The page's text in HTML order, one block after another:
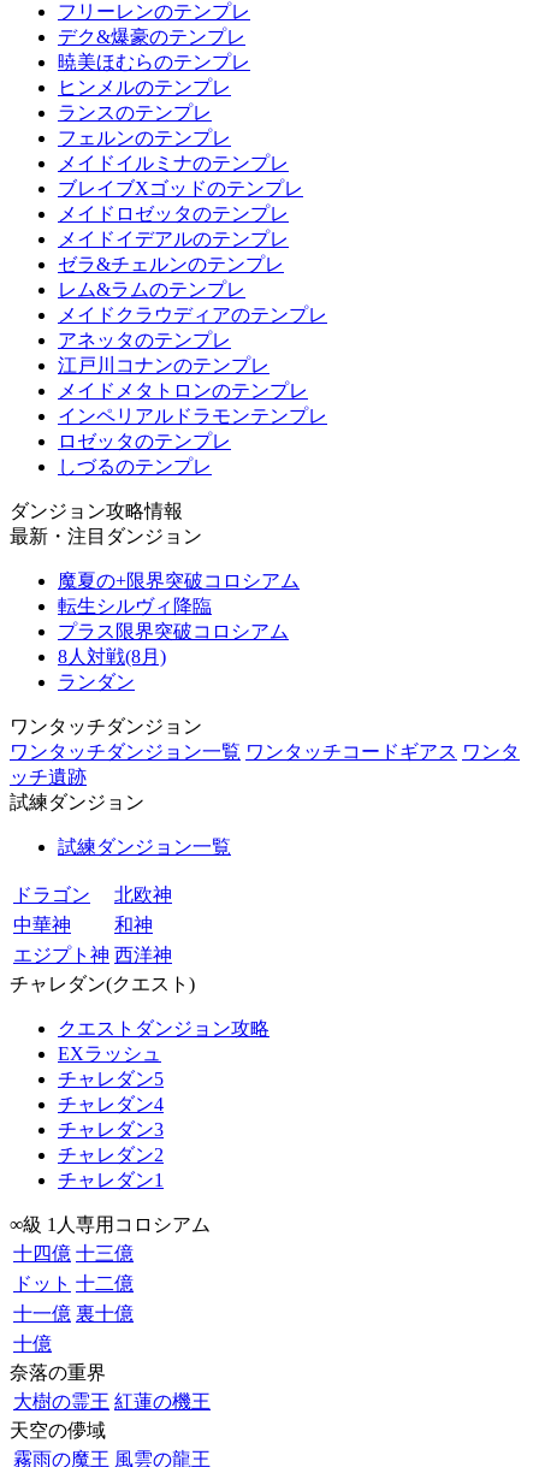
フリーレンのテンプレ
デク&爆豪のテンプレ
暁美ほむらのテンプレ
ヒンメルのテンプレ
ランスのテンプレ
フェルンのテンプレ
メイドイルミナのテンプレ
ブレイブXゴッドのテンプレ
メイドロゼッタのテンプレ
メイドイデアルのテンプレ
ゼラ&チェルンのテンプレ
レム&ラムのテンプレ
メイドクラウディアのテンプレ
アネッタのテンプレ
江戸川コナンのテンプレ
メイドメタトロンのテンプレ
インペリアルドラモンテンプレ
ロゼッタのテンプレ
しづるのテンプレ
ダンジョン攻略情報
最新・注目ダンジョン
魔夏の+限界突破コロシアム
転生シルヴィ降臨
プラス限界突破コロシアム
8人対戦(8月)
ランダン
ワンタッチダンジョン
ワンタッチダンジョン一覧 ワンタッチコードギアス ワンタ
ッチ遺跡
試練ダンジョン
試練ダンジョン一覧
ドラゴン
北欧神
中華神
和神
エジプト神 西洋神
チャレダン(クエスト)
クエストダンジョン攻略
EXラッシュ
チャレダン5
チャレダン4
チャレダン3
チャレダン2
チャレダン1
∞級 1人専用コロシアム
十四億 十三億
ドット 十二億
十一億 裏十億
十億
奈落の重界
大樹の霊王 紅蓮の機王
天空の儚域
霧雨の魔王 風雲の龍王